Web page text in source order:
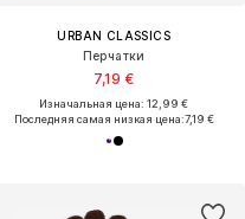
URBAN CLASSICS
Перчатки
7,19 €
Изначальная цена: 12,99 €
Последняя самая низкая цена:7,19 €